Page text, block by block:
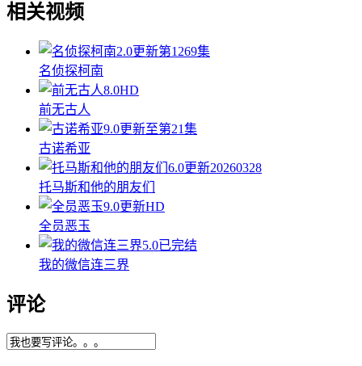
相关视频
2.0更新第1269集
名侦探柯南
8.0HD
前无古人
9.0更新至第21集
古诺希亚
6.0更新20260328
托马斯和他的朋友们
9.0更新HD
全员恶玉
5.0已完结
我的微信连三界
评论